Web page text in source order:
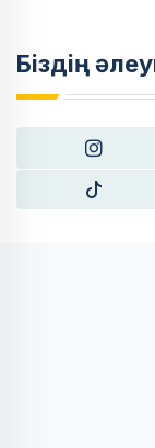
Біздің